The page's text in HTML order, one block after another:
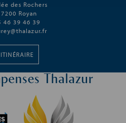
des Rochers
Royan
46 39 46 39
ITINÉRAIRE
Thalazur